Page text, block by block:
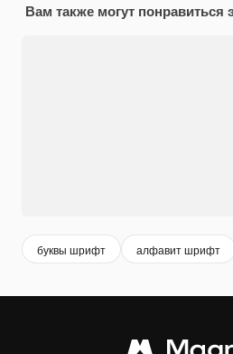
Вам также могут понравиться
буквы шрифт алфавит шрифт